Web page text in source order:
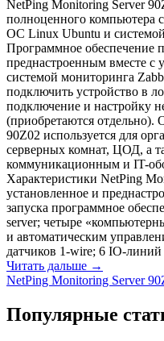
NetPing Monitoring Server
полноценного компьютера
ОС Linux Ubuntu и
Программное обеспечение
преднастроенным вместе с
системой мониторинга
подключить устройство в
подключение и настройку
(приобретаются
90Z02 используется для
серверных комнат, ЦОД, а
коммуникационным и IT-
Характеристики NetPing
установленное и
запуска программное
server; четыре
и автоматическим
датчиков 1-wire; 6 IO-
Читать дальше →
NetPing Monitoring Server
Популярные